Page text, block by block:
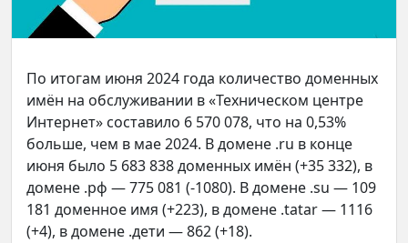
По итогам июня 2024 года количество доменных
имён на обслуживании в «Техническом центре
Интернет» составило 6 570 078, что на 0,53%
больше, чем в мае 2024. В домене .ru в конце
июня было 5 683 838 доменных имён (+35 332), в
домене .рф — 775 081 (-1080). В домене .su — 109
181 доменное имя (+223), в домене .tatar — 1116
(+4), в домене .дети — 862 (+18).